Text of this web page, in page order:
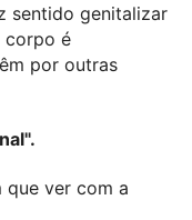
sentido genitalizar
corpo é
por outras
ver com a